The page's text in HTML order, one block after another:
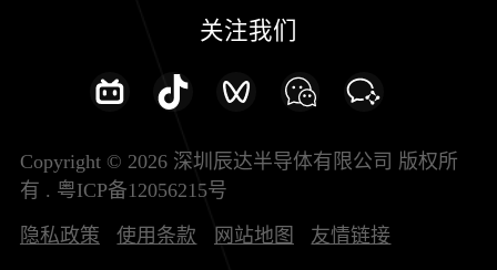
关注我们
Copyright © 2026 深圳辰达半导体有限公司 版权所
有 . 粤ICP备12056215号
隐私政策 使用条款 网站地图 友情链接